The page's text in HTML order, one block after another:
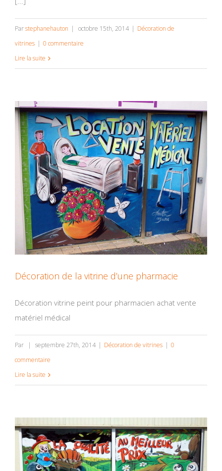
Parstephanehauton | octobre 15th, 2014 | Décoration de
vitrines | 0 commentaire
Lire la suite
Décoration de la vitrine d’une pharmacie
Décoration vitrine peint pour pharmacien achat vente
matériel médical
Par | septembre 27th, 2014 | Décoration de vitrines | 0
commentaire
Lire la suite